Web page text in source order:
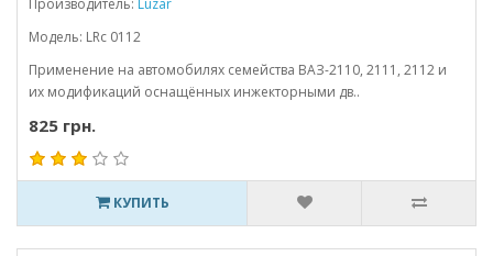
Производитель: Luzar
Модель: LRc 0112
Применение на автомобилях семейства ВАЗ-2110, 2111, 2112 и
их модификаций оснащённых инжекторными дв..
825 грн.
КУПИТЬ